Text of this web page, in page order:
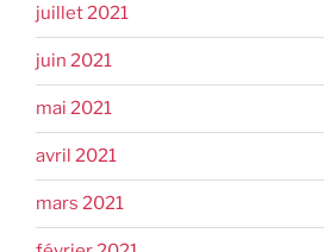
juillet 2021
juin 2021
mai 2021
avril 2021
mars 2021